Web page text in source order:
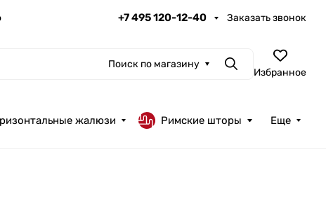
+7 495 120-12-40 Заказать звонок
Поиск по магазину ПоискИзбранное
жалюзи Римские шторы Еще